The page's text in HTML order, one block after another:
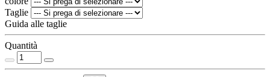
Taglie
Guida alle taglie
Quantità